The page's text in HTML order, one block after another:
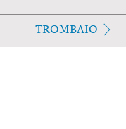
TROMBAIO